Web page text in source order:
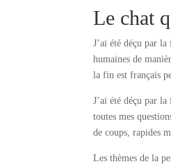
Le chat
J’ai été déçu par
humaines de
la fin est français
J’ai été déçu par
toutes mes
de coups, rapides
Les thèmes de la